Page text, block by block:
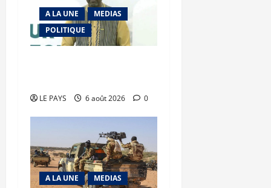
A LA UNE
MEDIAS
POLITIQUE
LE PAYS 6 août 2026 0
A LA UNE MEDIAS